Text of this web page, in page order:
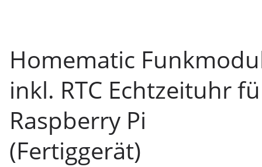
Homematic
inkl. RTC Echtzeituhr
Raspberry Pi
(Fertiggerät)